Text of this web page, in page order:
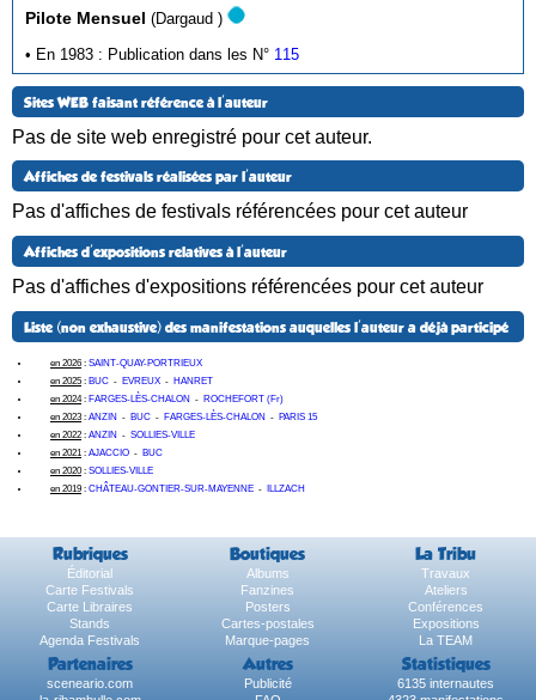
Pilote Mensuel
(Dargaud )
• En 1983 : Publication dans les N° 115
Sites WEB faisant référence à l'auteur
Pas de site web enregistré pour cet auteur.
Affiches de festivals réalisées par l'auteur
Pas d'affiches de festivals référencées pour cet auteur
Affiches d'expositions relatives à l'auteur
Pas d'affiches d'expositions référencées pour cet auteur
Liste (non exhaustive) des manifestations auquelles l'auteur a déjà participé
en 2026 : SAINT-QUAY-PORTRIEUX
en 2025 : BUC - EVREUX - HANRET
en 2024: FARGES-LÈS-CHALON - ROCHEFORT (Fr)
en 2023 : ANZIN - BUC - FARGES-LÈS-CHALON - PARIS 15
en 2022 : ANZIN - SOLLIES-VILLE
en 2021 : AJACCIO - BUC
en 2020: SOLLIES-VILLE
en 2019 : CHÂTEAU-GONTIER-SUR-MAYENNE - ILLZACH
Rubriques Boutiques La Tribu
Éditorial Albums
Travaux
Carte Festivals
Fanzines
Ateliers
Carte Libraires
Posters
Conférences
Stands
Cartes-postales
Expositions
Agenda Festivals
Marque-pages La TEAM
Partenaires Autres Statistiques
sceneario.com Publicité
6135 internautes